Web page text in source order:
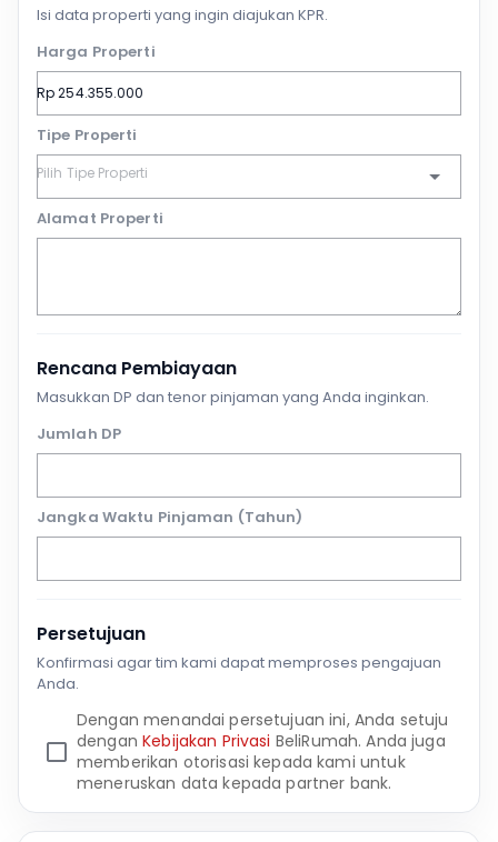
Isi data properti yang ingin diajukan KPR.
Harga Properti
Tipe Properti
Alamat Properti
Rencana Pembiayaan
Masukkan DP dan tenor pinjaman yang Anda inginkan.
Jumlah DP
Jangka Waktu Pinjaman (Tahun)
Persetujuan
Konfirmasi agar tim kami dapat memproses pengajuan
Anda.
Dengan menandai persetujuan ini, Anda setuju
denganKebijakan Privasi BeliRumah. Anda juga
memberikan otorisasi kepada kami untuk
meneruskan data kepada partner bank.